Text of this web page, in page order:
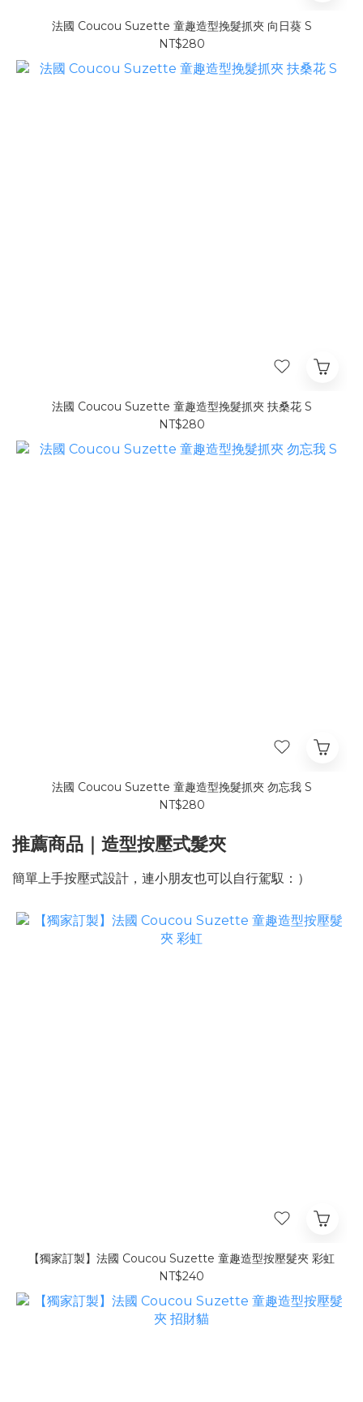
法國 Coucou Suzette 童趣造型挽髮抓夾 向日葵 S
NT$280
法國 Coucou Suzette 童趣造型挽髮抓夾 扶桑花 S
NT$280
法國 Coucou Suzette 童趣造型挽髮抓夾 勿忘我 S
NT$280
推薦商品｜造型按壓式髮夾
簡單上手按壓式設計，連小朋友也可以自行駕馭：）
【獨家訂製】法國 Coucou Suzette 童趣造型按壓髮夾 彩虹
NT$240